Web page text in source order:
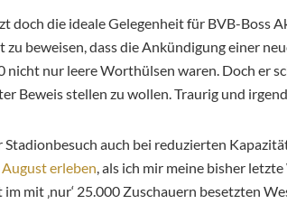
doch die ideale Gelegenheit für BVB-Boss
beweisen, dass die Ankündigung einer
nicht nur leere Worthülsen waren. Doch er
Beweis stellen zu wollen. Traurig und
Stadionbesuch auch bei reduzierten
erleben, als ich mir meine bisher
im mit ‚nur‘ 25.000 Zuschauern besetzten